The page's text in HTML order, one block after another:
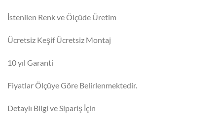
İstenilen Renk ve Ölçüde Üretim
Ücretsiz Keşif Ücretsiz Montaj
10 yıl Garanti
Fiyatlar Ölçüye Göre Belirlenmektedir.
Detaylı Bilgi ve Sipariş İçin